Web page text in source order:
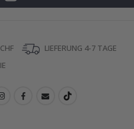
LIEFERUNG 4-7 TAGE